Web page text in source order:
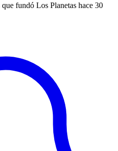
fundó Los Planetas hace 30